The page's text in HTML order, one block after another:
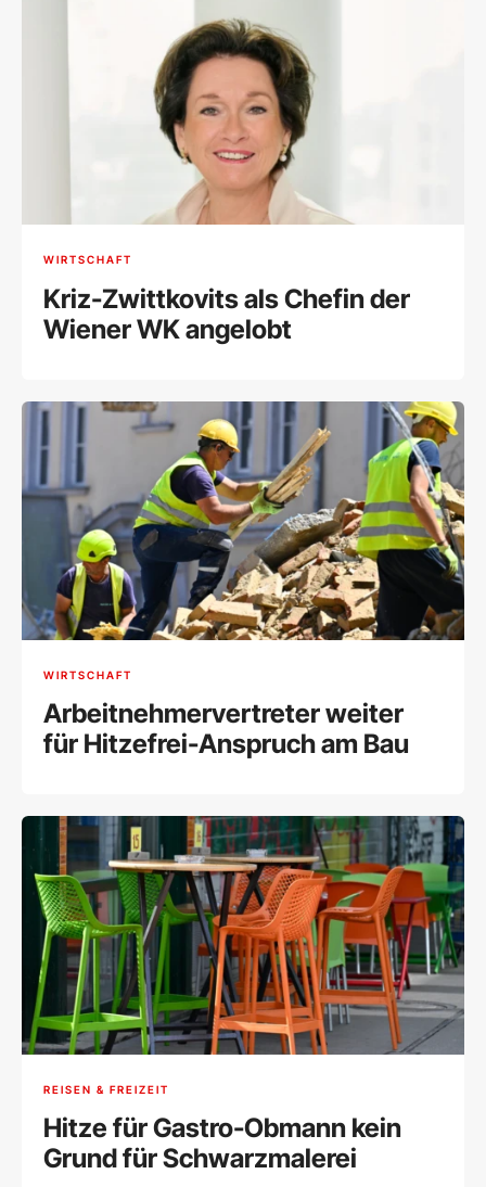
WIRTSCHAFT
Kriz-Zwittkovits als Chefin der
Wiener WK angelobt
WIRTSCHAFT
Arbeitnehmervertreter weiter
für Hitzefrei-Anspruch am Bau
REISEN & FREIZEIT
Hitze für Gastro-Obmann kein
Grund für Schwarzmalerei